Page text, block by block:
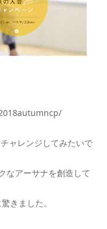
ャレンジしてみたいで
なアーサナを創造して
きました。